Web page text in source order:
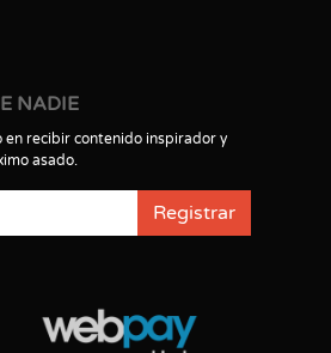
NADIE
recibir contenido inspirador y
asado.
Registrar